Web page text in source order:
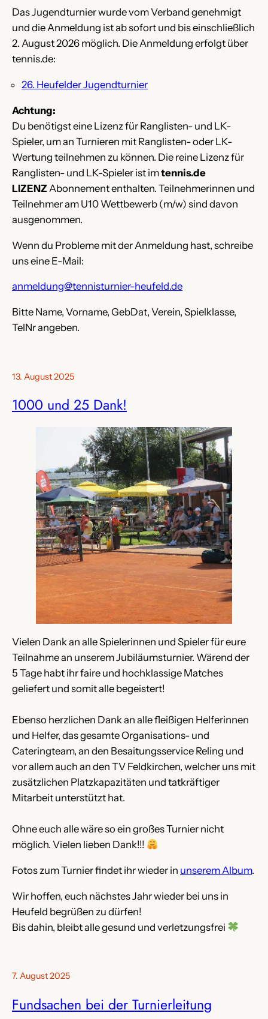
Das Jugendturnier wurde vom Verband genehmigt
und die Anmeldung ist ab sofort und bis einschließlich
2. August 2026 möglich. Die Anmeldung erfolgt über
tennis.de:
26. Heufelder Jugendturnier
Achtung:
Du benötigst eine Lizenz für Ranglisten- und LK-
Spieler, um an Turnieren mit Ranglisten- oder LK-
Wertung teilnehmen zu können. Die reine Lizenz für
Ranglisten- und LK-Spieler ist imtennis.de
LIZENZ Abonnement enthalten. Teilnehmerinnen und
Teilnehmer am U10 Wettbewerb (m/w) sind davon
ausgenommen.
Wenn du Probleme mit der Anmeldung hast, schreibe
uns eine E-Mail:
anmeldung@tennisturnier-heufeld.de
Bitte Name, Vorname, GebDat, Verein, Spielklasse,
TelNr angeben.
13. August 2025
1000 und 25 Dank!
Vielen Dank an alle Spielerinnen und Spieler für eure
Teilnahme an unserem Jubiläumsturnier. Wärend der
5 Tage habt ihr faire und hochklassige Matches
geliefert und somit alle begeistert!
Ebenso herzlichen Dank an alle fleißigen Helferinnen
und Helfer, das gesamte Organisations- und
Cateringteam, an den Besaitungsservice Reling und
vor allem auch an den TV Feldkirchen, welcher uns mit
zusätzlichen Platzkapazitäten und tatkräftiger
Mitarbeit unterstützt hat.
Ohne euch alle wäre so ein großes Turnier nicht
möglich. Vielen lieben Dank!!!
Fotos zum Turnier findet ihr wieder in unserem Album.
Wir hoffen, euch nächstes Jahr wieder bei uns in
Heufeld begrüßen zu dürfen!
Bis dahin, bleibt alle gesund und verletzungsfrei
7. August 2025
Fundsachen bei der Turnierleitung